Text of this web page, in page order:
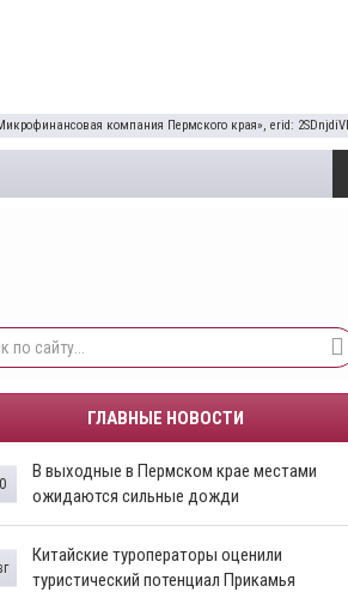
компания Пермского края», erid:
ГЛАВНЫЕ НОВОСТИ
В выходные в Пермском крае местами
ожидаются сильные дожди
Китайские туроператоры оценили
туристический потенциал Прикамья